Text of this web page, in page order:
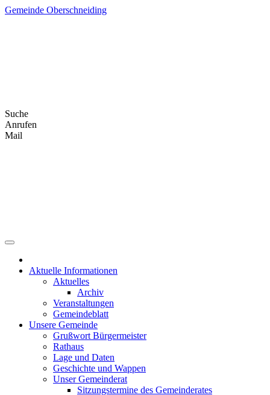
Skip
Gemeinde Oberschneiding
Suche
Anrufen
Mail
Aktuelle Informationen
Aktuelles
Archiv
Veranstaltungen
Gemeindeblatt
Unsere Gemeinde
Grußwort Bürgermeister
Rathaus
Lage und Daten
Geschichte und Wappen
Unser Gemeinderat
Sitzungstermine des Gemeinderates